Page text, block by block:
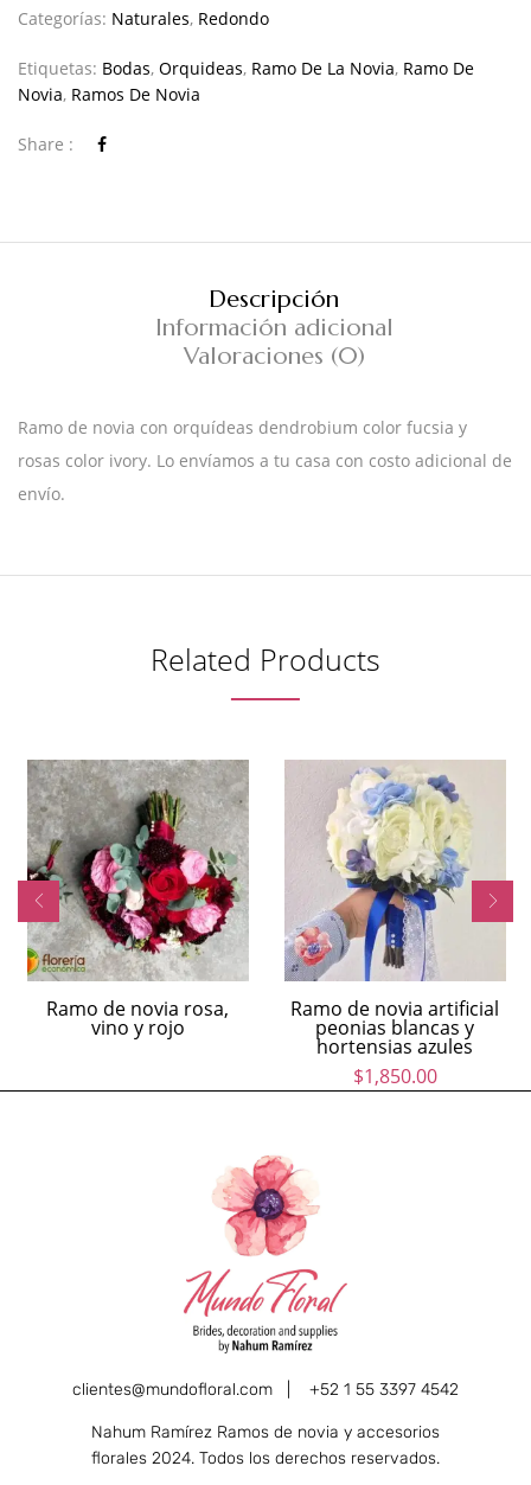
Categorías: Naturales, Redondo
Etiquetas: Bodas, Orquideas, Ramo De La Novia, Ramo De
Novia, Ramos De Novia
Share :
Descripción
Información adicional
Valoraciones (0)
Ramo de novia con orquídeas dendrobium color fucsia y
rosas color ivory. Lo envíamos a tu casa con costo adicional de
envío.
Related Products
Ramo de novia rosa,
vino y rojo
Ramo de novia artificial
peonias blancas y
hortensias azules
$1,850.00
clientes@mundofloral.com | +52 1 55 3397 4542
Nahum Ramírez Ramos de novia y accesorios
florales 2024. Todos los derechos reservados.